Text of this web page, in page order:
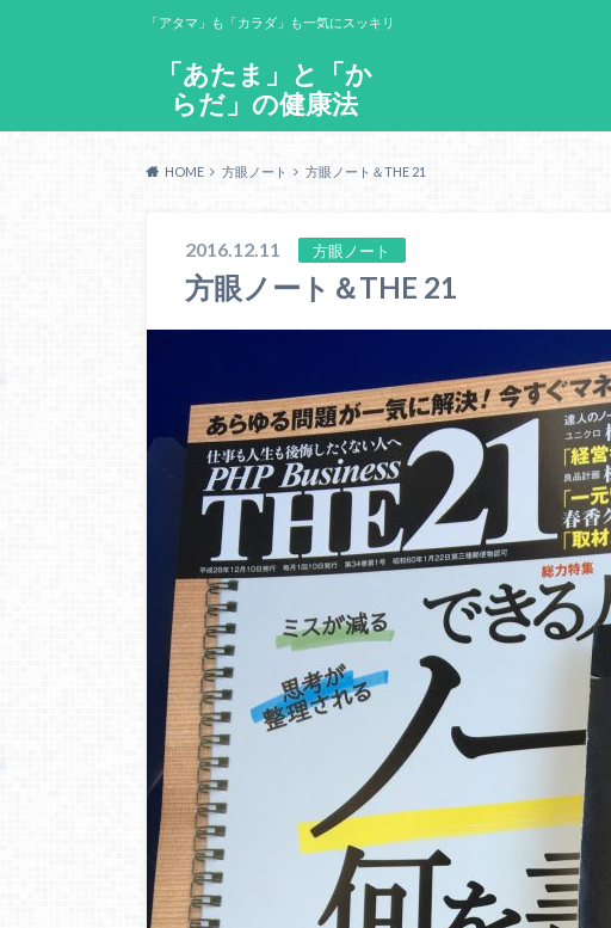
「あたま」と「か
らだ」の健康法
「アタマ」も「カラダ」も一気にスッキリ
HOME
方眼ノート 方眼ノート＆THE 21
2016.12.11 方眼ノート
方眼ノート＆THE 21